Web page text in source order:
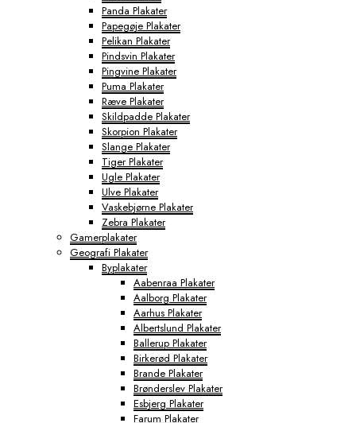
Panda Plakater
Papegøje Plakater
Pelikan Plakater
Pindsvin Plakater
Pingvine Plakater
Puma Plakater
Ræve Plakater
Skildpadde Plakater
Skorpion Plakater
Slange Plakater
Tiger Plakater
Ugle Plakater
Ulve Plakater
Vaskebjørne Plakater
Zebra Plakater
Gamerplakater
Geografi Plakater
Byplakater
Aabenraa Plakater
Aalborg Plakater
Aarhus Plakater
Albertslund Plakater
Ballerup Plakater
Birkerød Plakater
Brande Plakater
Brønderslev Plakater
Esbjerg Plakater
Farum Plakater